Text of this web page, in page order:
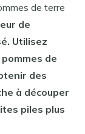
de terre
de
Utilisez
de
des
à découper
piles plus